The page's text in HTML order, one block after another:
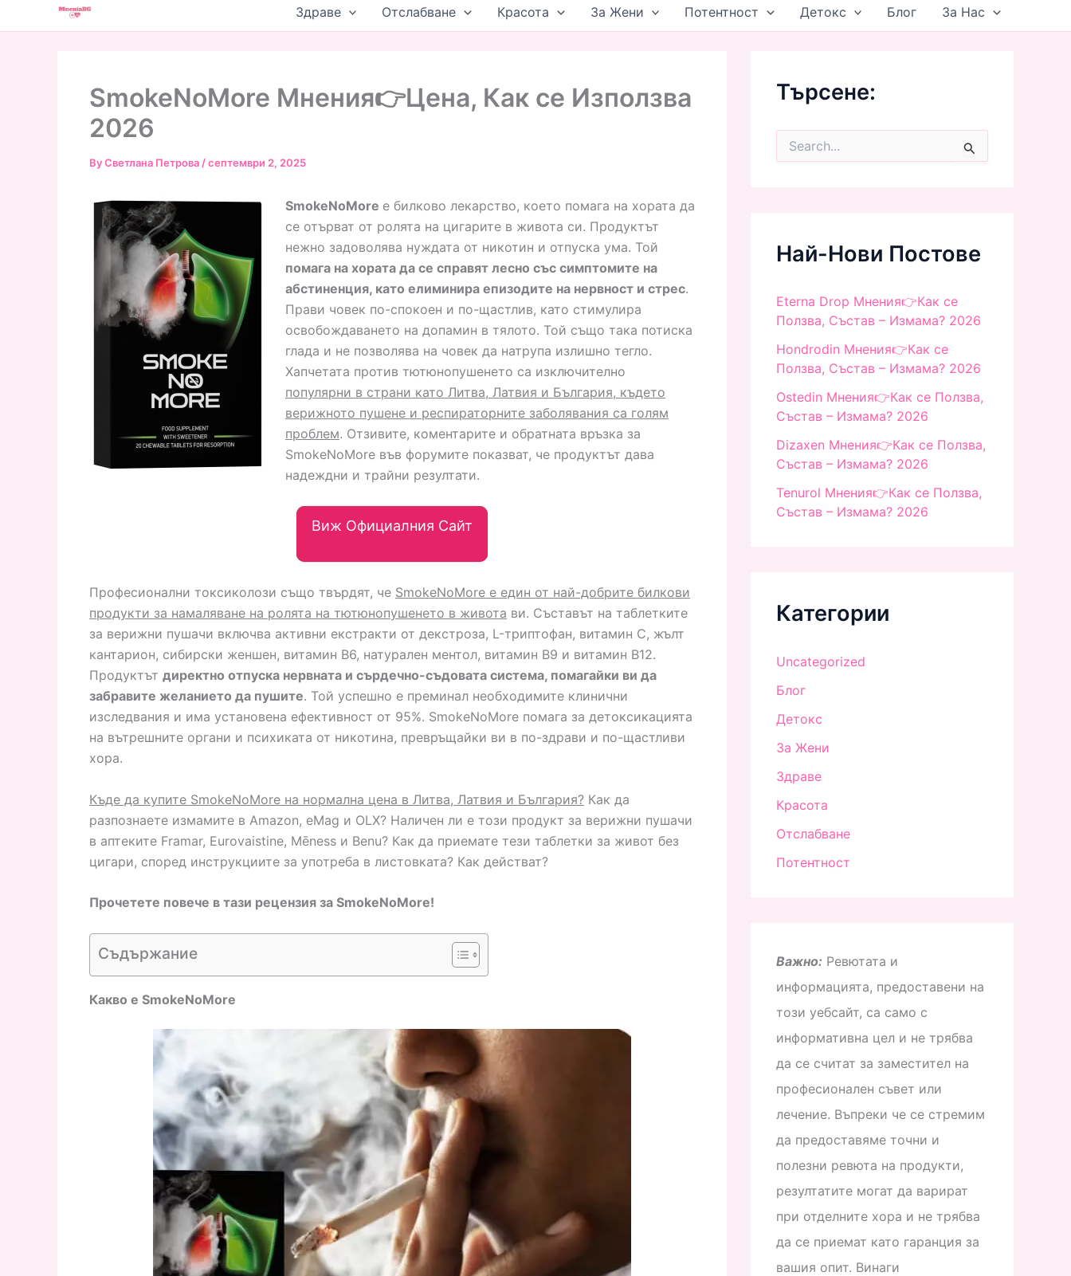
to
Здраве Отслабване Красота За Жени Потентност Детокс Блог За Нас
SmokeNoMore Мнения👉Цена, Как се Използва
2026
ByСветлана Петрова /септември 2, 2025
SmokeNoMore е билково лекарство, което помага на хората да
се отърват от ролята на цигарите в живота си. Продуктът
нежно задоволява нуждата от никотин и отпуска ума. Той
помага на хората да се справят лесно със симптомите на
абстиненция, като елиминира епизодите на нервност и стрес.
Прави човек по-спокоен и по-щастлив, като стимулира
освобождаването на допамин в тялото. Той също така потиска
глада и не позволява на човек да натрупа излишно тегло.
Хапчетата против тютюнопушенето са изключително
популярни в страни като Литва, Латвия и България, където
верижното пушене и респираторните заболявания са голям
проблем. Отзивите, коментарите и обратната връзка за
SmokeNoMore във форумите показват, че продуктът дава
надеждни и трайни резултати.
Виж Официалния Сайт
Професионални токсиколози също твърдят, че SmokeNoMore е един от най-добрите билкови
продукти за намаляване на ролята на тютюнопушенето в живота ви. Съставът на таблетките
за верижни пушачи включва активни екстракти от декстроза, L-триптофан, витамин С, жълт
кантарион, сибирски женшен, витамин В6, натурален ментол, витамин В9 и витамин В12.
Продуктът директно отпуска нервната и сърдечно-съдовата система, помагайки ви да
забравите желанието да пушите. Той успешно е преминал необходимите клинични
изследвания и има установена ефективност от 95%. SmokeNoMore помага за детоксикацията
на вътрешните органи и психиката от никотина, превръщайки ви в по-здрави и по-щастливи
хора.
Къде да купите SmokeNoMore на нормална цена в Литва, Латвия и България? Как да
разпознаете измамите в Amazon, eMag и OLX? Наличен ли е този продукт за верижни пушачи
в аптеките Framar, Eurovaistine, Mēness и Benu? Как да приемате тези таблетки за живот без
цигари, според инструкциите за употреба в листовката? Как действат?
Прочетете повече в тази рецензия за SmokeNoMore!
Съдържание
Какво е SmokeNoMore
Търсене:
o
rНай-Нови Постове
Eterna Drop Мнения👉Как се
Ползва, Състав – Измама? 2026
Hondrodin Мнения👉Как се
Ползва, Състав – Измама? 2026
Ostedin Мнения👉Как се Ползва,
Състав – Измама? 2026
Dizaxen Мнения👉Как се Ползва,
Състав – Измама? 2026
Tenurol Мнения👉Как се Ползва,
Състав – Измама? 2026
Категории
Uncategorized
Блог
Детокс
За Жени
Здраве
Красота
Отслабване
Потентност
Важно: Ревютата и
информацията, предоставени на
този уебсайт, са само с
информативна цел и не трябва
да се считат за заместител на
професионален съвет или
лечение. Въпреки че се стремим
да предоставяме точни и
полезни ревюта на продукти,
резултатите могат да варират
при отделните хора и не трябва
да се приемат като гаранция за
вашия опит. Винаги